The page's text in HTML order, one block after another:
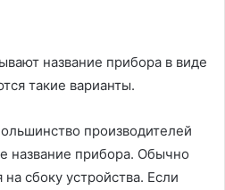
название прибора в виде
такие варианты.
производителей
название прибора. Обычно
сбоку устройства. Если